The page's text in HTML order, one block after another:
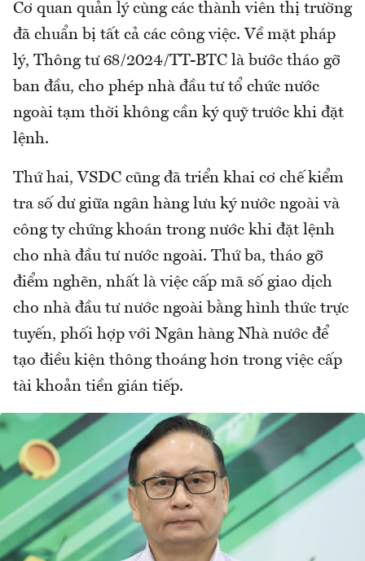
Cơ quan quản lý cùng các thành viên thị trường
đã chuẩn bị tất cả các công việc. Về mặt pháp
lý, Thông tư 68/2024/TT-BTC là bước tháo gỡ
ban đầu, cho phép nhà đầu tư tổ chức nước
ngoài tạm thời không cần ký quỹ trước khi đặt
lệnh.
Thứ hai, VSDC cũng đã triển khai cơ chế kiểm
tra số dư giữa ngân hàng lưu ký nước ngoài và
công ty chứng khoán trong nước khi đặt lệnh
cho nhà đầu tư nước ngoài. Thứ ba, tháo gỡ
điểm nghẽn, nhất là việc cấp mã số giao dịch
cho nhà đầu tư nước ngoài bằng hình thức trực
tuyến, phối hợp với Ngân hàng Nhà nước để
tạo điều kiện thông thoáng hơn trong việc cấp
tài khoản tiền gián tiếp.